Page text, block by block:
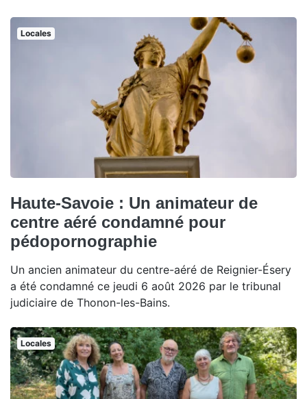
Locales
Haute-Savoie : Un animateur de
centre aéré condamné pour
pédopornographie
Un ancien animateur du centre-aéré de Reignier-Ésery
a été condamné ce jeudi 6 août 2026 par le tribunal
judiciaire de Thonon-les-Bains.
Locales